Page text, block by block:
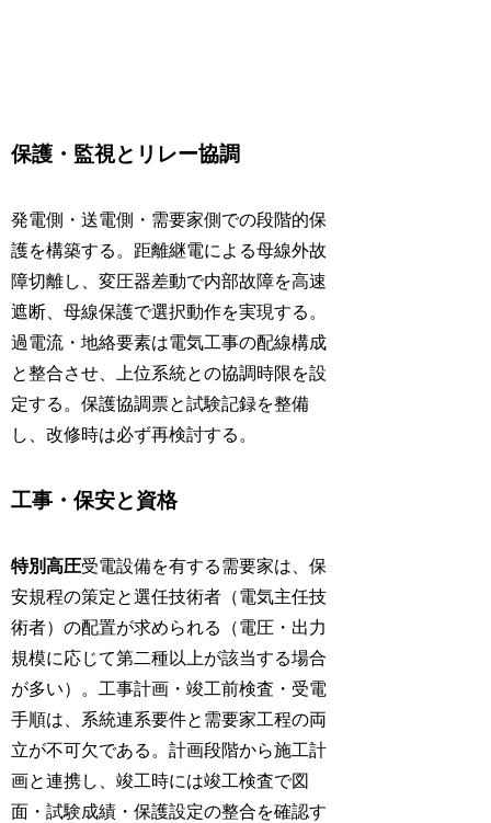
保護・監視とリレー協調
発電側・送電側・需要家側での段階的保
護を構築する。距離継電による母線外故
障切離し、変圧器差動で内部故障を高速
遮断、母線保護で選択動作を実現する。
過電流・地絡要素は電気工事の配線構成
と整合させ、上位系統との協調時限を設
定する。保護協調票と試験記録を整備
し、改修時は必ず再検討する。
工事・保安と資格
特別高圧受電設備を有する需要家は、保
安規程の策定と選任技術者（電気主任技
術者）の配置が求められる（電圧・出力
規模に応じて第二種以上が該当する場合
が多い）。工事計画・竣工前検査・受電
手順は、系統連系要件と需要家工程の両
立が不可欠である。計画段階から施工計
画と連携し、竣工時には竣工検査で図
面・試験成績・保護設定の整合を確認す